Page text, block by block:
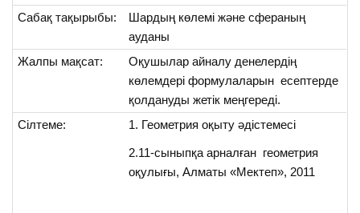
Сабақ тақырыбы:
Шардың көлемі және сфераның
ауданы
Жалпы мақсат:
Оқушылар айналу денелердің
көлемдері формулаларын есептерде
қолдануды жетік меңгереді.
Сілтеме:
1. Геометрия оқыту әдістемесі
2.11-сыныпқа арналған геометрия
оқулығы, Алматы «Мектеп», 2011